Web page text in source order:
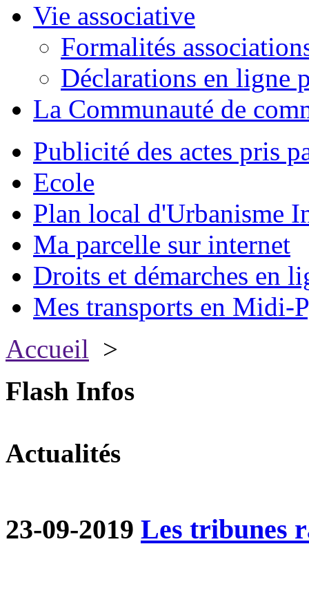
Vie associative
Formalités
Déclarations en ligne
La Communauté de
Publicité des actes pris
Ecole
Plan local d'Urbanisme
Ma parcelle sur internet
Droits et démarches en
Mes transports en Midi-
Accueil >
Flash Infos
Actualités
23-09-2019 Les tribunes